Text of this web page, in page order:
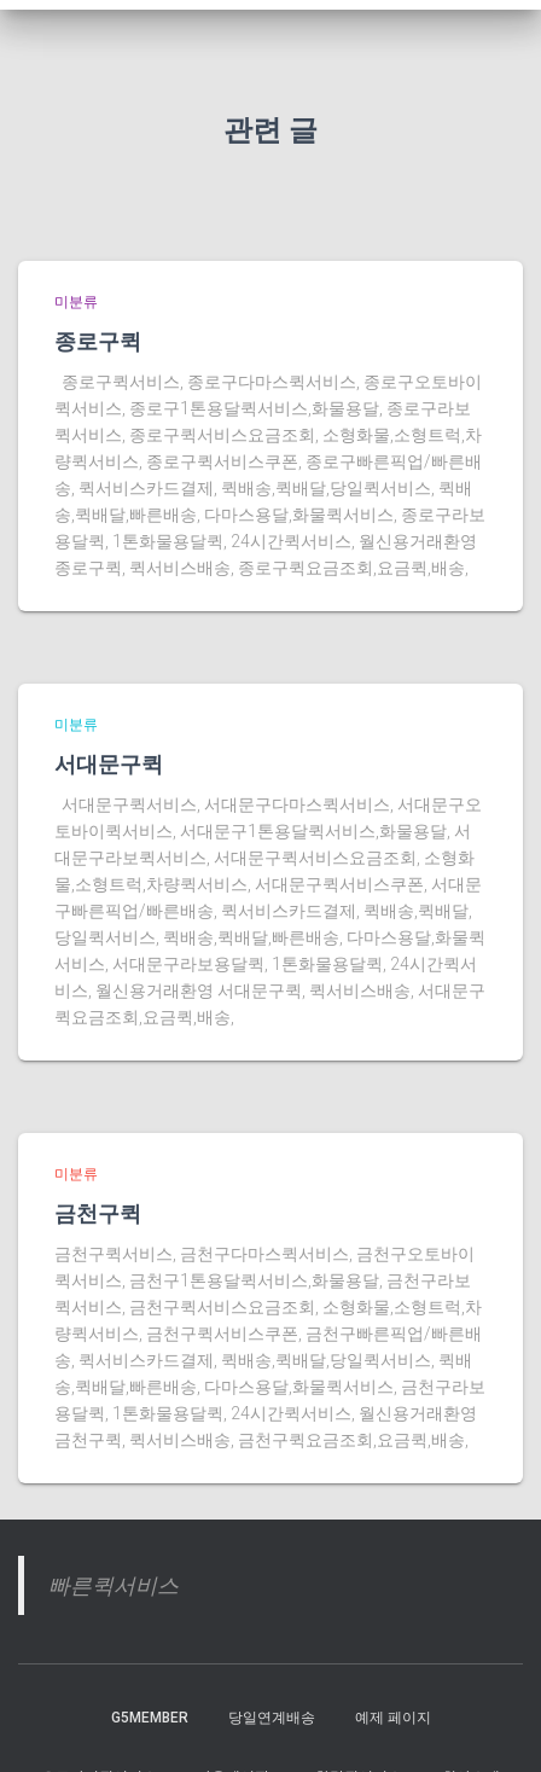
관련 글
미분류
종로구퀵
종로구퀵서비스, 종로구다마스퀵서비스, 종로구오토바이
퀵서비스, 종로구1톤용달퀵서비스,화물용달, 종로구라보
퀵서비스, 종로구퀵서비스요금조회, 소형화물,소형트럭,차
량퀵서비스, 종로구퀵서비스쿠폰, 종로구빠른픽업/빠른배
송, 퀵서비스카드결제, 퀵배송,퀵배달,당일퀵서비스, 퀵배
송,퀵배달,빠른배송, 다마스용달,화물퀵서비스, 종로구라보
용달퀵, 1톤화물용달퀵, 24시간퀵서비스, 월신용거래환영
종로구퀵, 퀵서비스배송, 종로구퀵요금조회,요금퀵,배송,
미분류
서대문구퀵
서대문구퀵서비스, 서대문구다마스퀵서비스, 서대문구오
토바이퀵서비스, 서대문구1톤용달퀵서비스,화물용달, 서
대문구라보퀵서비스, 서대문구퀵서비스요금조회, 소형화
물,소형트럭,차량퀵서비스, 서대문구퀵서비스쿠폰, 서대문
구빠른픽업/빠른배송, 퀵서비스카드결제, 퀵배송,퀵배달,
당일퀵서비스, 퀵배송,퀵배달,빠른배송, 다마스용달,화물퀵
서비스, 서대문구라보용달퀵, 1톤화물용달퀵, 24시간퀵서
비스, 월신용거래환영 서대문구퀵, 퀵서비스배송, 서대문구
퀵요금조회,요금퀵,배송,
미분류
금천구퀵
금천구퀵서비스, 금천구다마스퀵서비스, 금천구오토바이
퀵서비스, 금천구1톤용달퀵서비스,화물용달, 금천구라보
퀵서비스, 금천구퀵서비스요금조회, 소형화물,소형트럭,차
량퀵서비스, 금천구퀵서비스쿠폰, 금천구빠른픽업/빠른배
송, 퀵서비스카드결제, 퀵배송,퀵배달,당일퀵서비스, 퀵배
송,퀵배달,빠른배송, 다마스용달,화물퀵서비스, 금천구라보
용달퀵, 1톤화물용달퀵, 24시간퀵서비스, 월신용거래환영
금천구퀵, 퀵서비스배송, 금천구퀵요금조회,요금퀵,배송,
빠른퀵서비스
G5MEMBER 당일연계배송 예제 페이지